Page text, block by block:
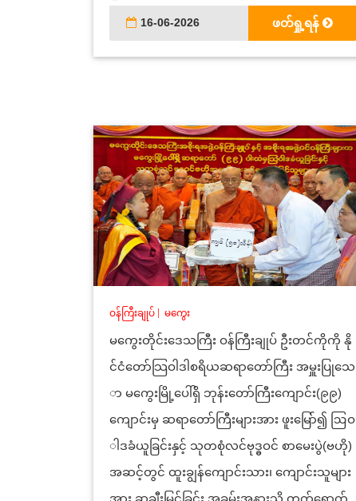
16-06-2026 ဖတ်ရှု့ရန်
ဝန်ကြီးချုပ် မကွေး
မကွေးတိုင်းဒေသကြီး ဝန်ကြီးချုပ် ဦးတင်ကိုကို နို
င်ငံတော်သြဝါဒါစရိယဆရာတော်ကြီး အမှူးပြုသေ
ာ မကွေးမြို့ပေါ်ရှိ ဘုန်းတော်ကြီးကျောင်း(၉၉)
ကျောင်းမှ ဆရာတော်ကြီးများအား ဖူးမြော်၍ ဩဝ
ါဒခံယူခြင်းနှင့် သုတစုံလင်ဗုဒ္ဓဝင် စာမေးပွဲ(ဗဟို)
အဆင့်တွင် ထူးချွန်ကျောင်းသား၊ ကျောင်းသူများ
အား ဆုချီးမြှင့်ခြင်း အခမ်းအနားသို့ တက်ရောက်